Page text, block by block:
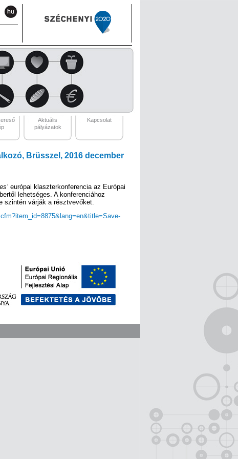
Aktuális
pályázatok
Kapcsolat
Brüsszel, 2016 december
európai klaszterkonferencia az Európai
lehetséges. A konferenciához
szintén várják a résztvevőket.